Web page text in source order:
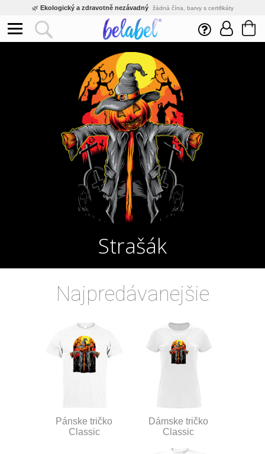
🌿 Ekologický a zdravotně nezávadný žádná čína, barvy s certifikáty
Inovativní výroba vlastní vývoj, nejnovější technologie
Rychlé dodání expedujeme do 24h
Výhodné pro firmy velké množstevní slevy
Kvalita pod kontrolou jsme přímý výrobce, žádný zprostředkovatel
Eshop s tradicí od roku 2010 tisíce spokojených zákazníků
Strašák
Najpredávanejšie
Pánske tričko
Classic
Dámske tričko
Classic